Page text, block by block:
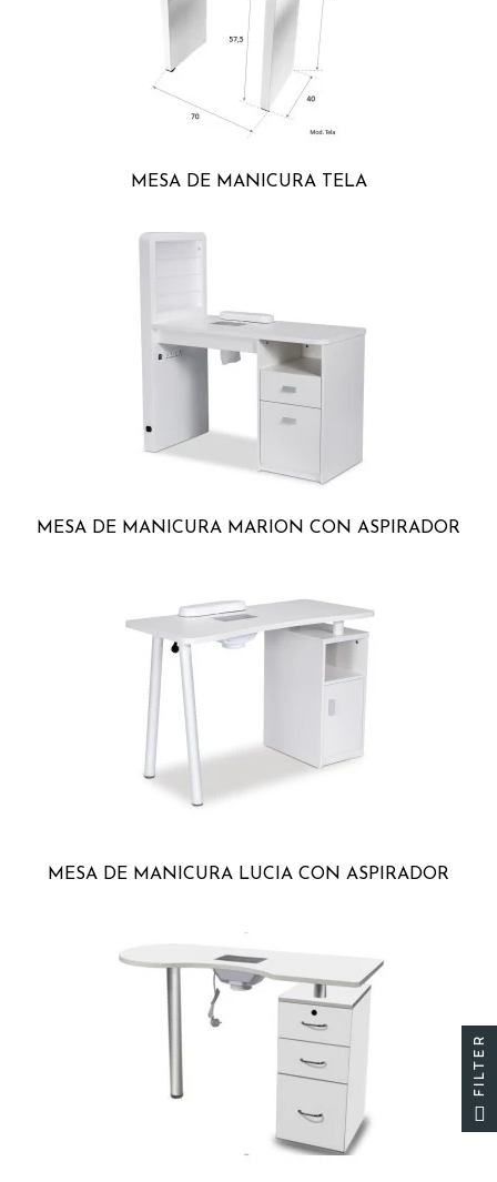
MESA DE MANICURA TELA
MESA DE MANICURA MARION CON ASPIRADOR
MESA DE MANICURA LUCIA CON ASPIRADOR
FILTER